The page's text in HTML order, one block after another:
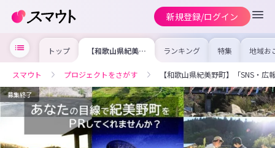
新規登録/ログイン
トップ 【和歌山県紀美野
町】「SNS・広
信」に取り組みた
い人材を求む！
ランキング 特集 地域お
の求
を集め
事内容
を比較
合った
けよう
スマウト プロジェクトをさがす 【和歌山県紀美野町】「SNS・
募集終了